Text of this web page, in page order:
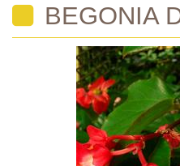
BEGONIA